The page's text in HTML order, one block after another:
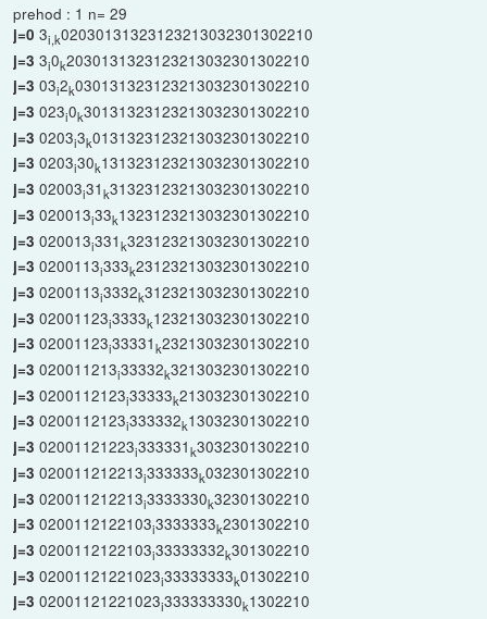
prehod : 1 n= 29
j=0 3i,k02030131323123213032301302210
j=3 3i0k2030131323123213032301302210
j=3 03i2k030131323123213032301302210
j=3 023i0k30131323123213032301302210
j=3 0203i3k0131323123213032301302210
j=3 0203i30k131323123213032301302210
j=3 02003i31k31323123213032301302210
j=3 020013i33k1323123213032301302210
j=3 020013i331k323123213032301302210
j=3 0200113i333k23123213032301302210
j=3 0200113i3332k3123213032301302210
j=3 02001123i3333k123213032301302210
j=3 02001123i33331k23213032301302210
j=3 020011213i33332k3213032301302210
j=3 0200112123i33333k213032301302210
j=3 0200112123i333332k13032301302210
j=3 02001121223i333331k3032301302210
j=3 020011212213i333333k032301302210
j=3 020011212213i3333330k32301302210
j=3 0200112122103i3333333k2301302210
j=3 0200112122103i33333332k301302210
j=3 02001121221023i33333333k01302210
j=3 02001121221023i333333330k1302210